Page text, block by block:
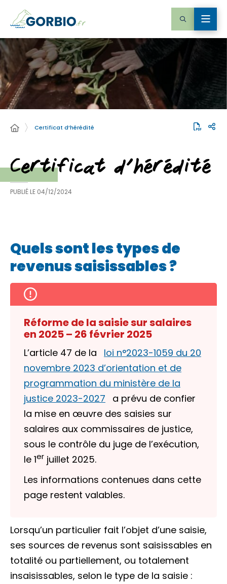
Certificat d’hérédité
Certificat d’hérédité
PUBLIÉ LE 04/12/2024
Quels sont les types de
revenus saisissables ?
Réforme de la saisie sur salaires
en 2025 – 26 février 2025
L’article 47 de la
loi n°2023-1059 du 20
novembre 2023 d’orientation et de
programmation du ministère de la
justice 2023-2027
a prévu de confier
la mise en œuvre des saisies sur
salaires aux commissaires de justice,
sous le contrôle du juge de l’exécution,
le 1er juillet 2025.
Les informations contenues dans cette
page restent valables.
Lorsqu’un particulier fait l’objet d’une saisie,
ses sources de revenus sont saisissables en
totalité ou partiellement, ou totalement
insaisissables, selon le type de la saisie :